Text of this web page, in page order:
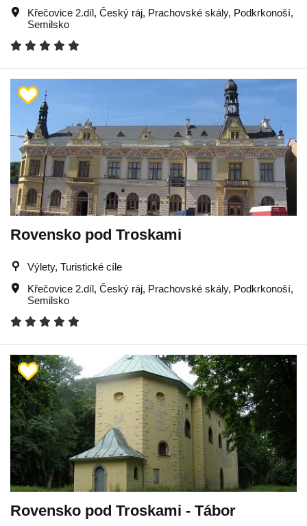
Křečovice 2.díl, Český ráj, Prachovské skály, Podkrkonoší,
Semilsko
Rovensko pod Troskami
Výlety, Turistické cíle
Křečovice 2.díl, Český ráj, Prachovské skály, Podkrkonoší,
Semilsko
Rovensko pod Troskami - Tábor